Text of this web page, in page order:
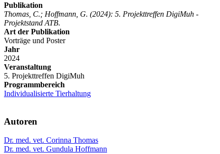
Publikation
Thomas, C.; Hoffmann, G. (2024): 5. Projekttreffen DigiMuh -
Projektstand ATB.
Art der Publikation
Vorträge und Poster
Jahr
2024
Veranstaltung
5. Projekttreffen DigiMuh
Programmbereich
Individualisierte Tierhaltung
Autoren
Dr. med. vet. Corinna Thomas
Dr. med. vet. Gundula Hoffmann